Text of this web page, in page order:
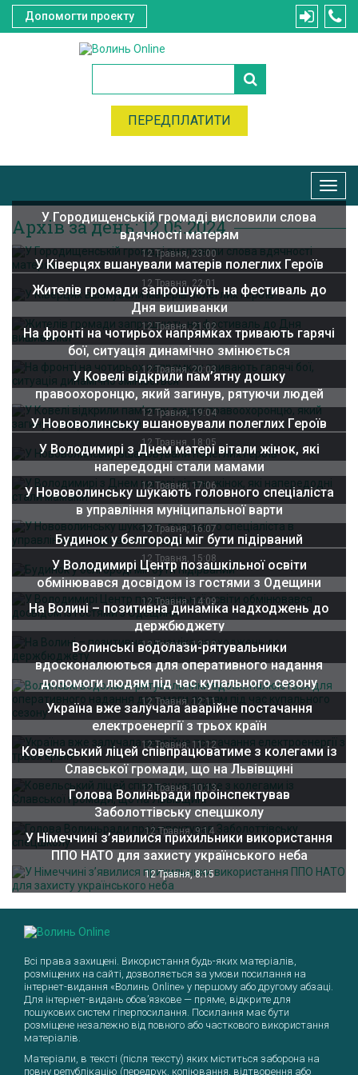
Допомогти проекту
ПЕРЕДПЛАТИТИ
Архів за день: 12.05.2024
У Городищенській громаді висловили слова
вдячності матерям
12 Травня, 23:00
У Ківерцях вшанували матерів полеглих Героїв
12 Травня, 22:01
Жителів громади запрошують на фестиваль до
Дня вишиванки
12 Травня, 21:02
На фронті на чотирьох напрямках тривають гарячі
бої, ситуація динамічно змінюється
12 Травня, 20:03
У Ковелі відкрили пам’ятну дошку
правоохоронцю, який загинув, рятуючи людей
12 Травня, 19:04
У Нововолинську вшановували полеглих Героїв
12 Травня, 18:05
У Володимирі з Днем матері вітали жінок, які
напередодні стали мамами
12 Травня, 17:06
У Нововолинську шукають головного спеціаліста
в управління муніципальної варти
12 Травня, 16:07
Будинок у бєлгороді міг бути підірваний
12 Травня, 15:08
У Володимирі Центр позашкільної освіти
обмінювався досвідом із гостями з Одещини
12 Травня, 14:09
На Волині – позитивна динаміка надходжень до
держбюджету
12 Травня, 13:10
Волинські водолази-рятувальники
вдосконалюються для оперативного надання
допомоги людям під час купального сезону
12 Травня, 12:11
Україна вже залучала аварійне постачання
електроенергії з трьох країн
12 Травня, 11:12
Ковельський ліцей співпрацюватиме з колегами із
Славської громади, що на Львівщині
12 Травня, 10:13
Голова Волиньради проінспектував
Заболоттівську спецшколу
12 Травня, 9:14
У Німеччині з’явилися прихильники використання
ППО НАТО для захисту українського неба
12 Травня, 8:15
Всі права захищені. Використання будь-яких матеріалів,
розміщених на сайті, дозволяється за умови посилання на
інтернет-видання «Волинь Online» у першому або другому абзаці.
Для інтернет-видань обов’язкове — пряме, відкрите для
пошукових систем гіперпосилання. Посилання має бути
розміщене незалежно від повного або часткового використання
матеріалів.
Матеріали, в тексті (після тексту) яких міститься заборона на
повну републікацію (передрук, копіювання, відтворення або